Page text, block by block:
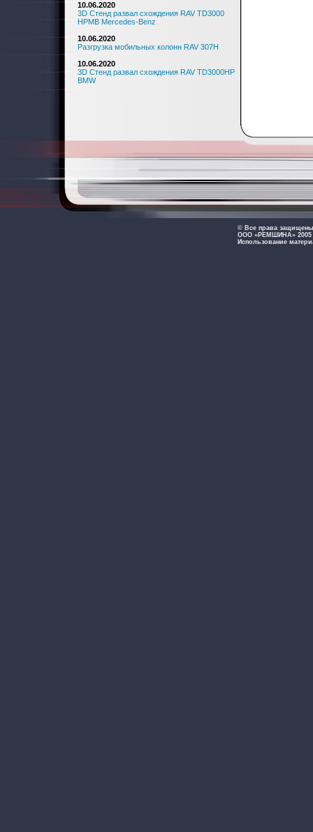
10.06.2020
3D Стенд развал схождения RAV TD3000
HPMB Mercedes-Benz
10.06.2020
Разгрузка мобильных колонн RAV 307H
10.06.2020
3D Стенд развал схождения RAV TD3000HP
BMW
© Все права защищены
ООО «РЕМШИНА» 2005
Использование